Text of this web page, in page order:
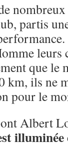
partis
que le
km, ils ne
pour le
Albert
illuminée